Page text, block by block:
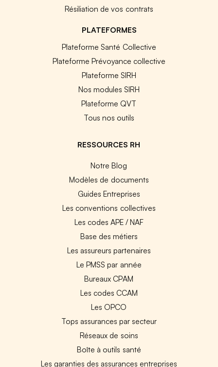
Résiliation de vos contrats
PLATEFORMES
Plateforme Santé Collective
Plateforme Prévoyance collective
Plateforme SIRH
Nos modules SIRH
Plateforme QVT
Tous nos outils
RESSOURCES RH
Notre Blog
Modèles de documents
Guides Entreprises
Les conventions collectives
Les codes APE / NAF
Base des métiers
Les assureurs partenaires
Le PMSS par année
Bureaux CPAM
Les codes CCAM
Les OPCO
Tops assurances par secteur
Réseaux de soins
Boîte à outils santé
Les garanties des assurances entreprises